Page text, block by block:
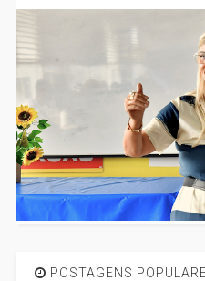
POSTAGENS